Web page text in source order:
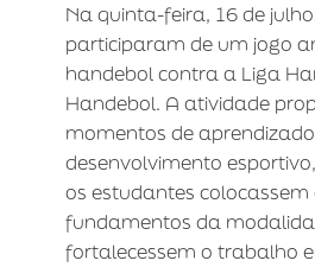
Na quinta-feira, 16 de
participaram de um jogo
handebol contra a Liga
Handebol. A atividade
momentos de
desenvolvimento
os estudantes
fundamentos da
fortalecessem o trabalho